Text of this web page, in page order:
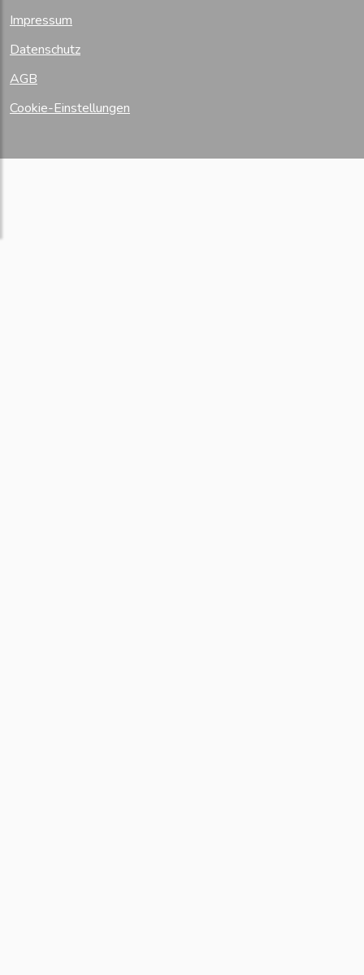
Impressum
Datenschutz
AGB
Cookie-Einstellungen